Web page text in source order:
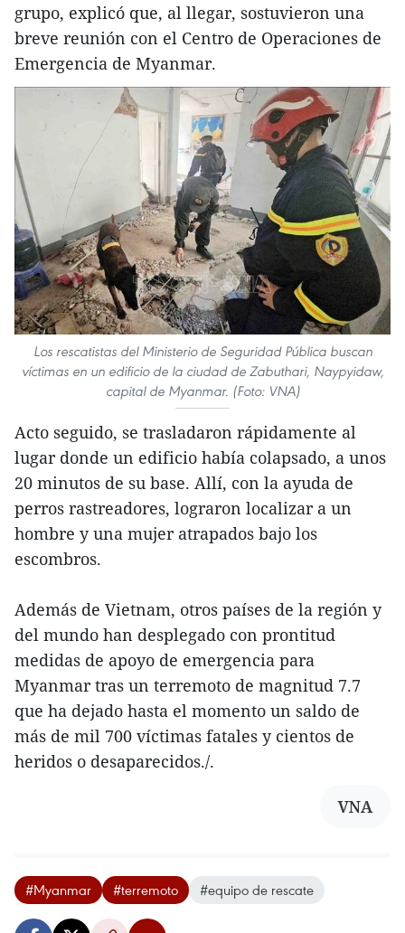
grupo, explicó que, al llegar, sostuvieron una
breve reunión con el Centro de Operaciones de
Emergencia de Myanmar.
Los rescatistas del Ministerio de Seguridad Pública buscan
víctimas en un edificio de la ciudad de Zabuthari, Naypyidaw,
capital de Myanmar. (Foto: VNA)
Acto seguido, se trasladaron rápidamente al
lugar donde un edificio había colapsado, a unos
20 minutos de su base. Allí, con la ayuda de
perros rastreadores, lograron localizar a un
hombre y una mujer atrapados bajo los
escombros.
Además de Vietnam, otros países de la región y
del mundo han desplegado con prontitud
medidas de apoyo de emergencia para
Myanmar tras un terremoto de magnitud 7.7
que ha dejado hasta el momento un saldo de
más de mil 700 víctimas fatales y cientos de
heridos o desaparecidos./.
VNA
#Myanmar #terremoto #equipo de rescate